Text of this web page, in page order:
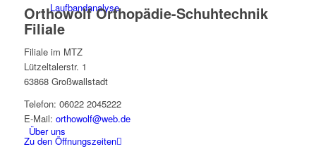
Laufbandanalyse
Über uns
Orthowolf Orthopädie-Schuhtechnik
Filiale
Filiale im MTZ
Lützeltalerstr. 1
63868 Großwallstadt
Telefon: 06022 2045222
E-Mail: orthowolf@web.de
Zu den Öffnungszeiten